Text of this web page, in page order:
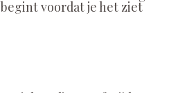
begint voordat je het ziet